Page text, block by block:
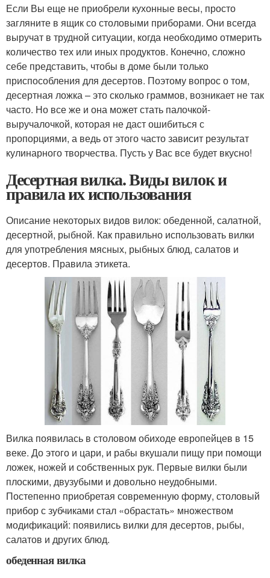
Если Вы еще не приобрели кухонные весы, просто
загляните в ящик со столовыми приборами. Они всегда
выручат в трудной ситуации, когда необходимо отмерить
количество тех или иных продуктов. Конечно, сложно
себе представить, чтобы в доме были только
приспособления для десертов. Поэтому вопрос о том,
десертная ложка – это сколько граммов, возникает не так
часто. Но все же и она может стать палочкой-
выручалочкой, которая не даст ошибиться с
пропорциями, а ведь от этого часто зависит результат
кулинарного творчества. Пусть у Вас все будет вкусно!
Десертная вилка. Виды вилок и
правила их использования
Описание некоторых видов вилок: обеденной, салатной,
десертной, рыбной. Как правильно использовать вилки
для употребления мясных, рыбных блюд, салатов и
десертов. Правила этикета.
Вилка появилась в столовом обиходе европейцев в 15
веке. До этого и цари, и рабы вкушали пищу при помощи
ложек, ножей и собственных рук. Первые вилки были
плоскими, двузубыми и довольно неудобными.
Постепенно приобретая современную форму, столовый
прибор с зубчиками стал «обрастать» множеством
модификаций: появились вилки для десертов, рыбы,
салатов и других блюд.
обеденная вилка